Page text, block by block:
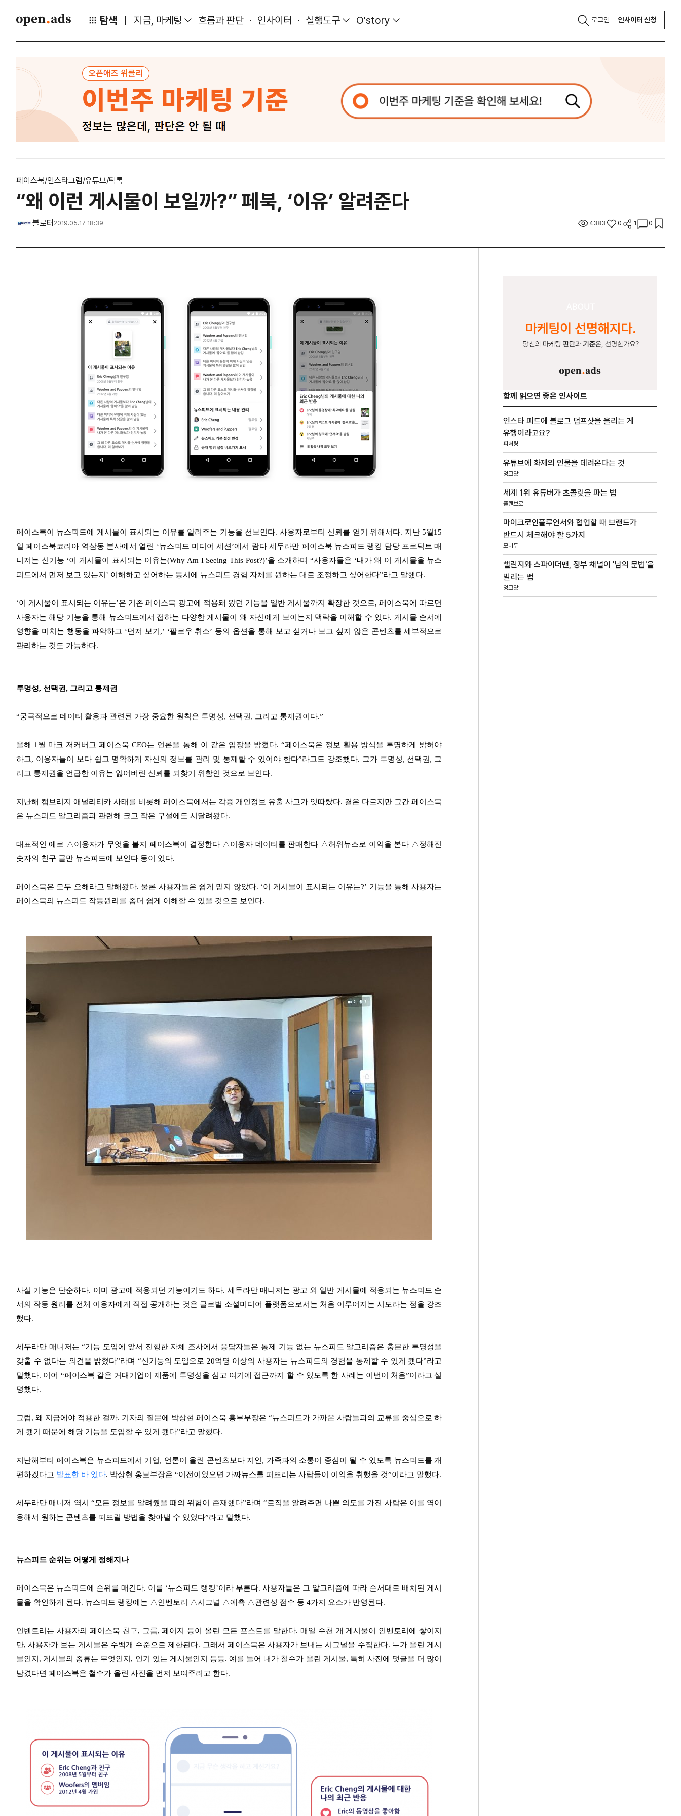
탐색 지금, 마케팅 흐름과 판단 인사이터 실행도구 O'story 로그인 인사이터 신청
페이스북/인스타그램/유튜브/틱톡
“왜 이런 게시물이 보일까?” 페북, ‘이유’ 알려준다
블로터 2019.05.17 18:39 4383 0 1 0
페이스북이 뉴스피드에 게시물이 표시되는 이유를 알려주는 기능을 선보인다. 사용자로부터 신뢰를 얻기 위해서다. 지난 5월15
일 페이스북코리아 역삼동 본사에서 열린 ‘뉴스피드 미디어 세션’에서 람다 세두라만 페이스북 뉴스피드 랭킹 담당 프로덕트 매
니저는 신기능 ‘이 게시물이 표시되는 이유는(Why Am I Seeing This Post?)’을 소개하며 “사용자들은 ‘내가 왜 이 게시물을 뉴스
피드에서 먼저 보고 있는지’ 이해하고 싶어하는 동시에 뉴스피드 경험 자체를 원하는 대로 조정하고 싶어한다”라고 말했다.
‘이 게시물이 표시되는 이유는’은 기존 페이스북 광고에 적용돼 왔던 기능을 일반 게시물까지 확장한 것으로, 페이스북에 따르면
사용자는 해당 기능을 통해 뉴스피드에서 접하는 다양한 게시물이 왜 자신에게 보이는지 맥락을 이해할 수 있다. 게시물 순서에
영향을 미치는 행동을 파악하고 ‘먼저 보기,’ ‘팔로우 취소’ 등의 옵션을 통해 보고 싶거나 보고 싶지 않은 콘텐츠를 세부적으로
관리하는 것도 가능하다.
투명성, 선택권, 그리고 통제권
“궁극적으로 데이터 활용과 관련된 가장 중요한 원칙은 투명성, 선택권, 그리고 통제권이다.”
올해 1월 마크 저커버그 페이스북 CEO는 언론을 통해 이 같은 입장을 밝혔다. “페이스북은 정보 활용 방식을 투명하게 밝혀야
하고, 이용자들이 보다 쉽고 명확하게 자신의 정보를 관리 및 통제할 수 있어야 한다”라고도 강조했다. 그가 투명성, 선택권, 그
리고 통제권을 언급한 이유는 잃어버린 신뢰를 되찾기 위함인 것으로 보인다.
지난해 캠브리지 애널리티카 사태를 비롯해 페이스북에서는 각종 개인정보 유출 사고가 잇따랐다. 결은 다르지만 그간 페이스북
은 뉴스피드 알고리즘과 관련해 크고 작은 구설에도 시달려왔다.
대표적인 예로 △이용자가 무엇을 볼지 페이스북이 결정한다 △이용자 데이터를 판매한다 △허위뉴스로 이익을 본다 △정해진
숫자의 친구 글만 뉴스피드에 보인다 등이 있다.
페이스북은 모두 오해라고 말해왔다. 물론 사용자들은 쉽게 믿지 않았다. ‘이 게시물이 표시되는 이유는?’ 기능을 통해 사용자는
페이스북의 뉴스피드 작동원리를 좀더 쉽게 이해할 수 있을 것으로 보인다.
사실 기능은 단순하다. 이미 광고에 적용되던 기능이기도 하다. 세두라만 매니저는 광고 외 일반 게시물에 적용되는 뉴스피드 순
서의 작동 원리를 전체 이용자에게 직접 공개하는 것은 글로벌 소셜미디어 플랫폼으로서는 처음 이루어지는 시도라는 점을 강조
했다.
세두라만 매니저는 “기능 도입에 앞서 진행한 자체 조사에서 응답자들은 통제 기능 없는 뉴스피드 알고리즘은 충분한 투명성을
갖출 수 없다는 의견을 밝혔다”라며 “신기능의 도입으로 20억명 이상의 사용자는 뉴스피드의 경험을 통제할 수 있게 됐다”라고
말했다. 이어 “페이스북 같은 거대기업이 제품에 투명성을 심고 여기에 접근까지 할 수 있도록 한 사례는 이번이 처음”이라고 설
명했다.
그럼, 왜 지금에야 적용한 걸까. 기자의 질문에 박상현 페이스북 홍부부장은 “뉴스피드가 가까운 사람들과의 교류를 중심으로 하
게 됐기 때문에 해당 기능을 도입할 수 있게 됐다”라고 말했다.
지난해부터 페이스북은 뉴스피드에서 기업, 언론이 올린 콘텐츠보다 지인, 가족과의 소통이 중심이 될 수 있도록 뉴스피드를 개
편하겠다고 발표한 바 있다. 박상현 홍보부장은 “이전이었으면 가짜뉴스를 퍼뜨리는 사람들이 이익을 취했을 것”이라고 말했다.
세두라만 매니저 역시 “모든 정보를 알려줬을 때의 위험이 존재했다”라며 “로직을 알려주면 나쁜 의도를 가진 사람은 이를 역이
용해서 원하는 콘텐츠를 퍼뜨릴 방법을 찾아낼 수 있었다”라고 말했다.
뉴스피드 순위는 어떻게 정해지나
페이스북은 뉴스피드에 순위를 매긴다. 이를 ‘뉴스피드 랭킹’이라 부른다. 사용자들은 그 알고리즘에 따라 순서대로 배치된 게시
물을 확인하게 된다. 뉴스피드 랭킹에는 △인벤토리 △시그널 △예측 △관련성 점수 등 4가지 요소가 반영된다.
인벤토리는 사용자의 페이스북 친구, 그룹, 페이지 등이 올린 모든 포스트를 말한다. 매일 수천 개 게시물이 인벤토리에 쌓이지
만, 사용자가 보는 게시물은 수백개 수준으로 제한된다. 그래서 페이스북은 사용자가 보내는 시그널을 수집한다. 누가 올린 게시
물인지, 게시물의 종류는 무엇인지, 인기 있는 게시물인지 등등. 예를 들어 내가 철수가 올린 게시물, 특히 사진에 댓글을 더 많이
남겼다면 페이스북은 철수가 올린 사진을 먼저 보여주려고 한다.
함께 읽으면 좋은 인사이트
인스타 피드에 블로그 덤프샷을 올리는 게
유행이라고요?
피처링
유튜브에 화제의 인물을 데려온다는 것
잉크닷
세계 1위 유튜버가 초콜릿을 파는 법
플랜브로
마이크로인플루언서와 협업할 때 브랜드가
반드시 체크해야 할 5가지
모비두
챌린지와 스파이더맨, 정부 채널이 '남의 문법'을
빌리는 법
잉크닷